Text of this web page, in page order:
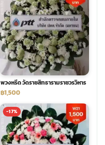
พวงหรีด วัดราชสิทธารามราชวรวิหาร
฿1,500
-17%